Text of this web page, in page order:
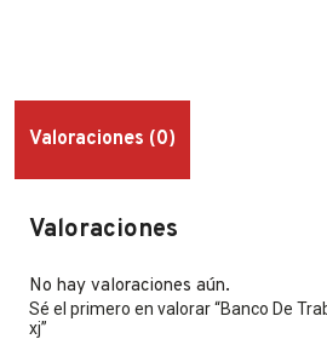
Valoraciones (0)
Valoraciones
No hay valoraciones aún.
Sé el primero en valorar “Banco De
xj”